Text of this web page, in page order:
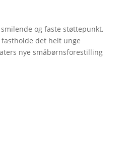
og faste støttepunkt,
det helt unge
nye småbørnsforestilling